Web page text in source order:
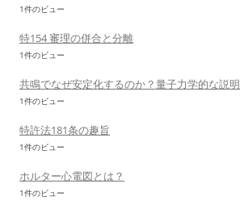
1件のビュー
特154 審理の併合と分離
1件のビュー
共鳴でなぜ安定化するのか？量子力学的な説明
1件のビュー
特許法181条の趣旨
1件のビュー
ホルター心電図とは？
1件のビュー